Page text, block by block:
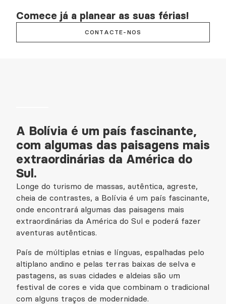
Comece já a planear as suas férias!
CONTACTE-NOS
A Bolívia é um país fascinante,
com algumas das paisagens mais
extraordinárias da América do
Sul.
Longe do turismo de massas, autêntica, agreste,
cheia de contrastes, a Bolívia é um país fascinante,
onde encontrará algumas das paisagens mais
extraordinárias da América do Sul e poderá fazer
aventuras autênticas.
País de múltiplas etnias e línguas, espalhadas pelo
altiplano andino e pelas terras baixas de selva e
pastagens, as suas cidades e aldeias são um
festival de cores e vida que combinam o tradicional
com alguns traços de modernidade.